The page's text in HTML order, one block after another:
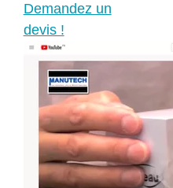
Demandez un
devis !